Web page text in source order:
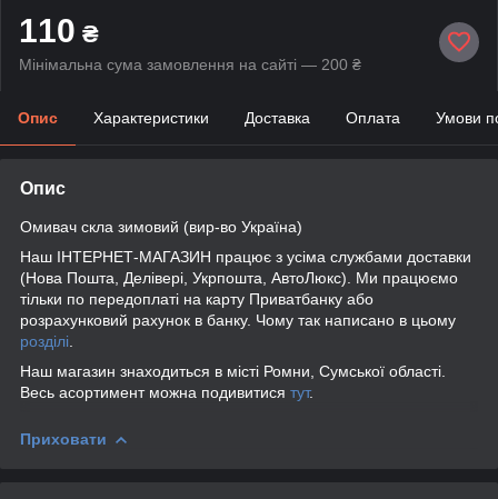
110 ₴
Мінімальна сума замовлення на сайті — 200 ₴
Опис Характеристики Доставка Оплата Умови
Опис
Омивач скла зимовий (вир-во Україна)
Наш ІНТЕРНЕТ-МАГАЗИН працює з усіма службами доставки
(Нова Пошта, Делівері, Укрпошта, АвтоЛюкс). Ми працюємо
тільки по передоплаті на карту Приватбанку або
розрахунковий рахунок в банку. Чому так написано в цьому
розділі
Наш магазин знаходиться в місті Ромни, Сумської області.
Весь асортимент можна подивитися тут.
Приховати